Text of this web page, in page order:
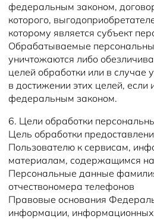
федеральным законом,
которого,
которому является субъект
Обрабатываемые
уничтожаются либо
целей обработки или в случае
в достижении этих целей, если
федеральным законом.
6. Цели обработки
Цель обработки
Пользователю к сервисам,
материалам, содержащимся
Персональные данные
отчествономера телефонов
Правовые основания
информации, информационных